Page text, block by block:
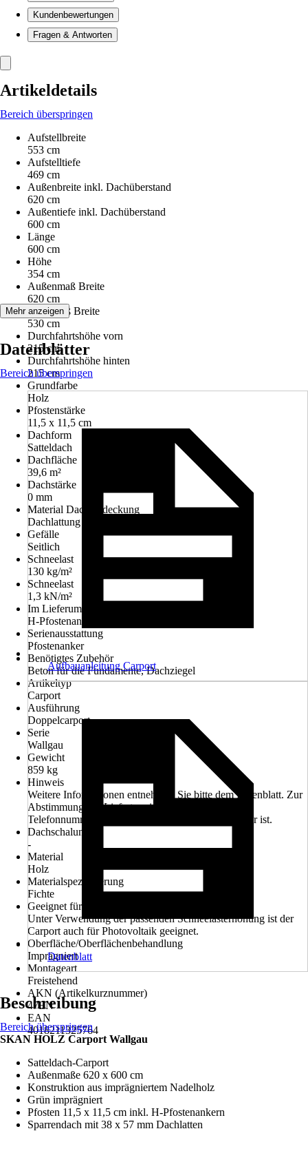
Kundenbewertungen
Fragen & Antworten
Artikeldetails
Bereich überspringen
Aufstellbreite
553 cm
Aufstelltiefe
469 cm
Außenbreite inkl. Dachüberstand
620 cm
Außentiefe inkl. Dachüberstand
600 cm
Länge
600 cm
Höhe
354 cm
Außenmaß Breite
620 cm
Innenmaß Breite
530 cm
Durchfahrtshöhe vorn
215 cm
Durchfahrtshöhe hinten
215 cm
Grundfarbe
Holz
Pfostenstärke
11,5 x 11,5 cm
Dachform
Satteldach
Dachfläche
39,6 m²
Dachstärke
0 mm
Material Dacheindeckung
Dachlattung
Gefälle
Seitlich
Schneelast
130 kg/m²
Schneelast
1,3 kN/m²
Im Lieferumfang enthalten
H-Pfostenanker, Montagematerial
Serienausstattung
Pfostenanker
Benötigtes Zubehör
Beton für die Fundamente, Dachziegel
Artikeltyp
Carport
Ausführung
Doppelcarport
Serie
Wallgau
Gewicht
859 kg
Hinweis
Weitere Informationen entnehmen Sie bitte dem Datenblatt. Zur
Abstimmung des Liefertermines bitte Handy- oder
Telefonnummer angeben, welche tagsüber erreichbar ist.
Dachschalung
-
Material
Holz
Materialspezifizierung
Fichte
Geeignet für
Unter Verwendung der passenden Schneelasterhöhung ist der
Carport auch für Photovoltaik geeignet.
Oberfläche/Oberflächenbehandlung
Imprägniert
Montageart
Freistehend
AKN (Artikelkurznummer)
47EN
EAN
4018211325764
Mehr anzeigen
Datenblätter
Bereich überspringen
Aufbauanleitung Carport
Datenblatt
Beschreibung
Bereich überspringen
SKAN HOLZ Carport Wallgau
Satteldach-Carport
Außenmaße 620 x 600 cm
Konstruktion aus imprägniertem Nadelholz
Grün imprägniert
Pfosten 11,5 x 11,5 cm inkl. H-Pfostenankern
Sparrendach mit 38 x 57 mm Dachlatten